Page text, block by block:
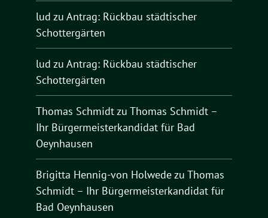
lud zu Antrag: Rückbau städtischer
Schottergärten
lud zu Antrag: Rückbau städtischer
Schottergärten
Thomas Schmidtzu Thomas Schmidt –
Ihr Bürgermeisterkandidat für Bad
Oeynhausen
Brigitta Hennig-von Holwedezu Thomas
Schmidt – Ihr Bürgermeisterkandidat für
Bad Oeynhausen